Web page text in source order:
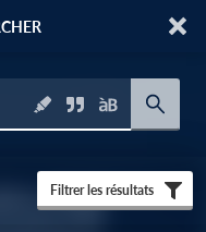
Filtrer les résultats